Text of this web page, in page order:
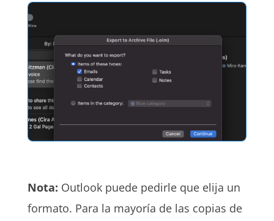
Nota: Outlook puede pedirle que elija un
formato. Para la mayoría de las copias de